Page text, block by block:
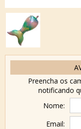
Preencha os
notificando
Nome:
Email: